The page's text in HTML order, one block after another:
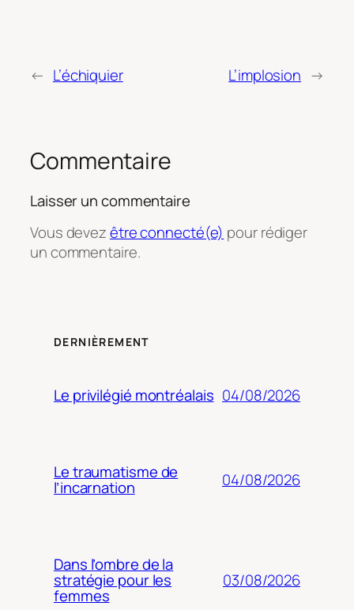
← L’échiquier L’implosion →
Commentaire
Laisser un commentaire
Vous devezêtre connecté(e) pour rédiger
un commentaire.
DERNIÈREMENT
Le privilégié montréalais 04/08/2026
Le traumatisme de
l’incarnation 04/08/2026
Dans l’ombre de la
stratégie pour les
femmes
03/08/2026